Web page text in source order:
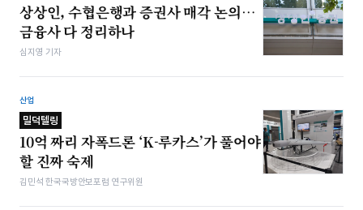
상상인, 수협은행과 증권사 매각 논의…
금융사 다 정리하나
심지영 기자
산업
밀덕텔링
10억 짜리 자폭드론 ‘K-루카스’가 풀어야
할 진짜 숙제
김민석 한국국방안보포럼 연구위원